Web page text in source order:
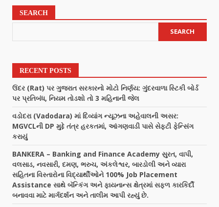
SEARCH
SEARCH
RECENT POSTS
ઉંદર (Rat) પર ગુજરાત સરકારનો મોટો નિર્ણય: ગુંદરવાળા સ્ટિકી બોર્ડ
પર પ્રતિબંધ, નિયમ તોડશો તો 3 મહિનાની જેલ
વડોદરા (Vadodara) માં દિવ્યાંગ ન્યૂઝના અહેવાલની અસર:
MGVCLની DP મુદ્દે તંત્ર હરકતમાં, આંગણવાડી પાસે સેફ્ટી ફેન્સિંગ
કરાયું
BANKERA – Banking and Finance Academy સુરત, વાપી,
વલસાડ, નવસારી, દમણ, ભરુચ, અંકલેશ્વર, બારડોલી અને વ્યારા
સહિતના વિસ્તારોના વિદ્યાર્થીઓને 100% Job Placement
Assistance સાથે બૅન્કિંગ અને ફાયનાન્સ ક્ષેત્રમાં સફળ કારકિર્દી
બનાવવા માટે માર્ગદર્શન અને તાલીમ આપી રહ્યું છે.